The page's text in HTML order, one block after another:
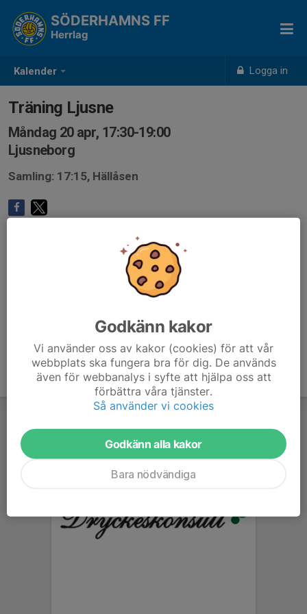
Kalender Logga in
SÖDERHAMNS FF
Herrlag
Träning Ljusne
Måndag 20 apr, 17:30-19:00
Ljusneborg
Samling: 17:15, Hällåsen
Godkänn kakor
Vi använder oss av kakor (cookies) för att vår
webbplats ska fungera bra för dig. De används
även för webbanalys i syfte att hjälpa oss att
förbättra våra tjänster.
Så använder vi cookies
Godkänn alla kakor
Bara nödvändiga